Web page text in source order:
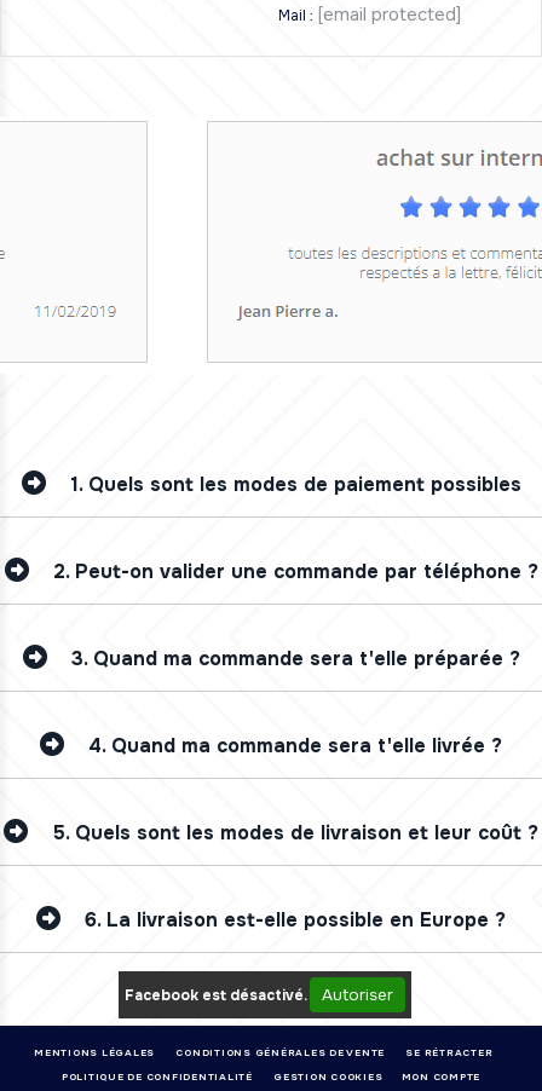
Mail : [email protected]
1. Quels sont les modes de paiement possibles
2. Peut-on valider une commande par téléphone ?
3. Quand ma commande sera t'elle préparée ?
4. Quand ma commande sera t'elle livrée ?
5. Quels sont les modes de livraison et leur coût ?
6. La livraison est-elle possible en Europe ?
Facebook est désactivé. Autoriser
MENTIONS LÉGALES CONDITIONS GÉNÉRALES DE VENTE
SE RÉTRACTER
POLITIQUE DE CONFIDENTIALITÉ
GESTION COOKIES MON COMPTE